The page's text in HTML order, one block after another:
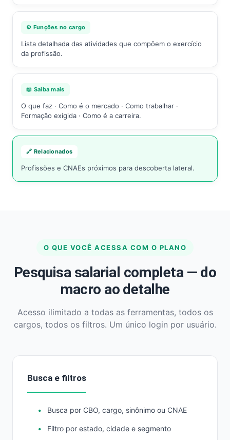
⚙️ Funções no cargo
Lista detalhada das atividades que compõem o exercício
da profissão.
📖 Saiba mais
O que faz · Como é o mercado · Como trabalhar ·
Formação exigida · Como é a carreira.
🔗 Relacionados
Profissões e CNAEs próximos para descoberta lateral.
O QUE VOCÊ ACESSA COM O PLANO
Pesquisa salarial completa — do
macro ao detalhe
Acesso ilimitado a todas as ferramentas, todos os
cargos, todos os filtros. Um único login por usuário.
Busca e filtros
Busca por CBO, cargo, sinônimo ou CNAE
Filtro por estado, cidade e segmento